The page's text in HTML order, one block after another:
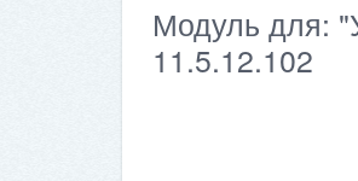
Модуль для:
11.5.12.102